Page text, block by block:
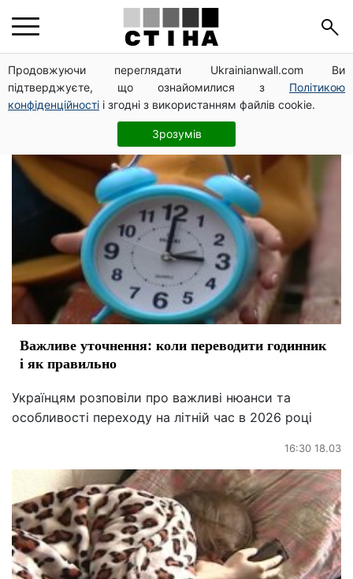
Продовжуючи переглядати Ukrainianwall.com Ви
підтверджуєте, що ознайомилися з Політикою
конфіденційності і згодні з використанням файлів cookie.
Зрозумів
часы
Важливе уточнення: коли переводити годинник
і як правильно
Українцям розповіли про важливі нюанси та
особливості переходу на літній час в 2026 році
16:30 18.03